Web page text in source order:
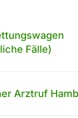
Fälle)
Arztruf